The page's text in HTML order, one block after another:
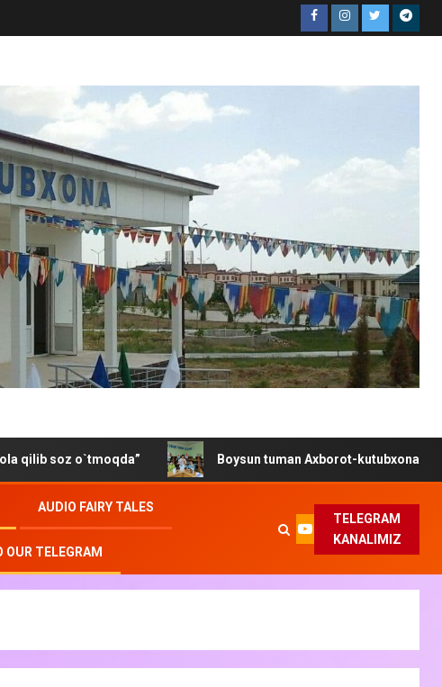
Boysun tuman Axborot-kutubxona markazida
AUDIO FAIRY TALES
OUR TELEGRAM
TELEGRAM
KANALIMIZ